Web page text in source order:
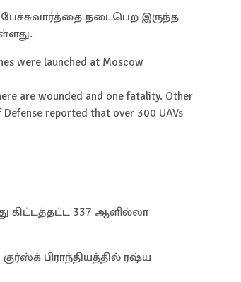
நடைபெற இருந்த
were launched at Moscow
are wounded and one fatality. Other
reported that over 300 UAVs
கிட்டத்தட்ட 337 ஆளில்லா
பிராந்தியத்தில் ரஷ்ய